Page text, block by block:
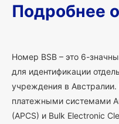
Подробнее
Номер BSB – это 6-
для идентификации
учреждения в Австралии.
платежными системами
(APCS) и Bulk Electronic